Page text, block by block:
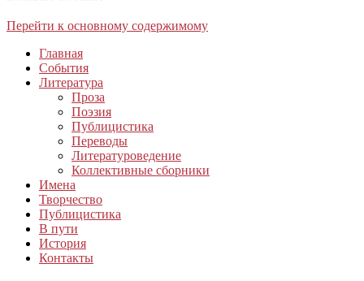
Перейти к основному содержимому
Главная
События
Литература
Проза
Поэзия
Публицистика
Переводы
Литературоведение
Коллективные сборники
Имена
Творчество
Публицистика
В пути
История
Контакты